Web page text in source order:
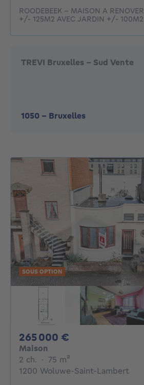
ROODEBEEK - MAISON A RENOVER
+/- 125M2 AVEC JARDIN +/- 100M2
TREVI Bruxelles - Sud Vente
1050 - Bruxelles
SOUS OPTION
265 000 €
Maison
2 ch. 2 chambres
· 75 m²
1200 Woluwe-Saint-Lambert